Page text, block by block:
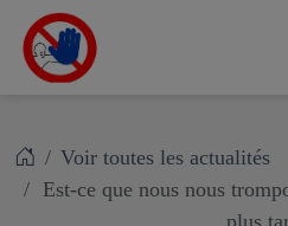
Voir toutes les actualités
Est-ce que nous nous
plus